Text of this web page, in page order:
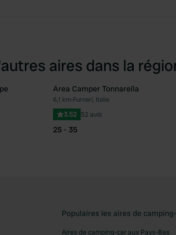
aires dans la
Préféré
Area Camper Tonnarella
6,1 km•Furnari, Italie
3.52 52 avis
25 - 35
Populaires les aires de
Aires de camping-car aux Pays-Bas